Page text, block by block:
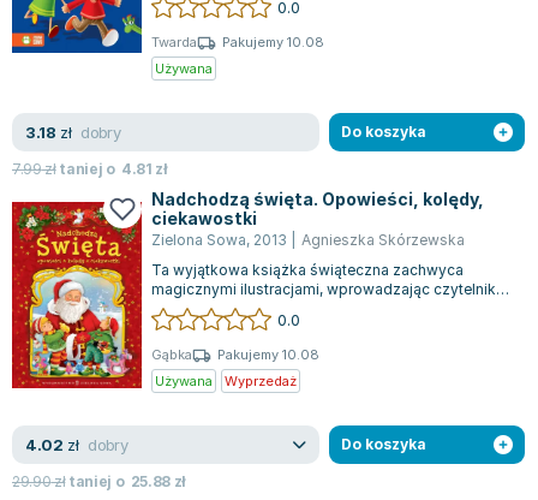
0.0
Twarda
Pakujemy 10.08
Używana
3.18 zł dobry
7.99złtaniej o 4.81 zł
Do koszyka
Nadchodzą święta. Opowieści, kolędy,
ciekawostki
Zielona Sowa, 2013
Agnieszka Skórzewska
Ta wyjątkowa książka świąteczna zachwyca
magicznymi ilustracjami, wprowadzając czytelnika
w niezwykły świat Bożego Narodzenia. W ś...
0.0
Gąbka
Pakujemy 10.08
Używana
Wyprzedaż
4.02 zł dobry
29.90złtaniej o 25.88 zł
Do koszyka